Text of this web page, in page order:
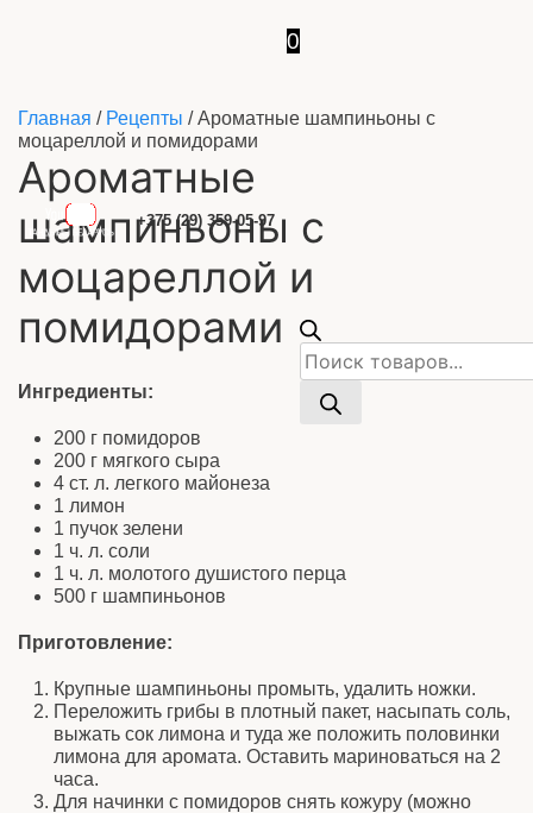
+375 (29) 359-05-97
0
Поиск
товаров
Главная
Каталог
Рецепты
Отзывы
Наш YouTube-канал
Контакты
Доставка и оплата
Главная / Рецепты /Ароматные шампиньоны с
моцареллой и помидорами
Ароматные
шампиньоны с
моцареллой и
помидорами
Ингредиенты:
200 г помидоров
200 г мягкого сыра
4 ст. л. легкого майонеза
1 лимон
1 пучок зелени
1 ч. л. соли
1 ч. л. молотого душистого перца
500 г шампиньонов
Приготовление:
Крупные шампиньоны промыть, удалить ножки.
Переложить грибы в плотный пакет, насыпать соль,
выжать сок лимона и туда же положить половинки
лимона для аромата. Оставить мариноваться на 2
часа.
Для начинки с помидоров снять кожуру (можно